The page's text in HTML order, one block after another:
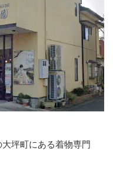
大坪町にある着物専門